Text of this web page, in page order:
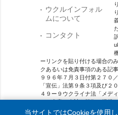
ウクルインフォル
ムについて
コンタクト
ーリンクを貼り付ける場合の
クあるいは免責事項のある記
９９６年７月３日付第２７０
「宣伝」法第９条３項及び２
４９ー９ウクライナ法「メデ
で、合意／会計を根拠に掲載
当サイトではCookieを使用